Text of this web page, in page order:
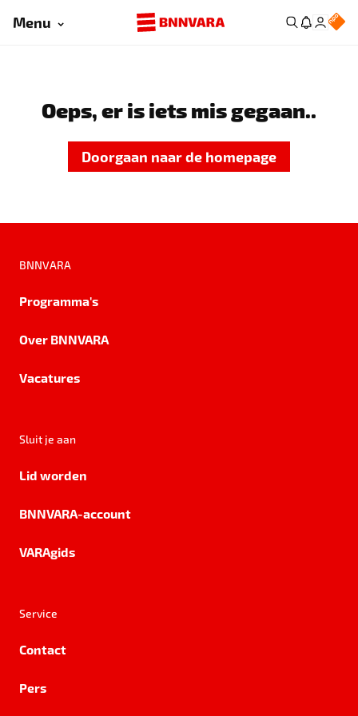
Menu
Oeps, er is iets mis gegaan..
Doorgaan naar de homepage
BNNVARA
Programma's
Over BNNVARA
Vacatures
Sluit je aan
Lid worden
BNNVARA-account
VARAgids
Service
Contact
Pers